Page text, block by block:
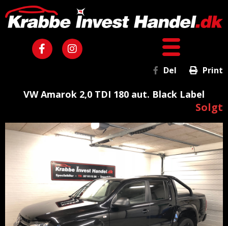
Del Print
VW Amarok 2,0 TDI 180 aut. Black Label
Solgt